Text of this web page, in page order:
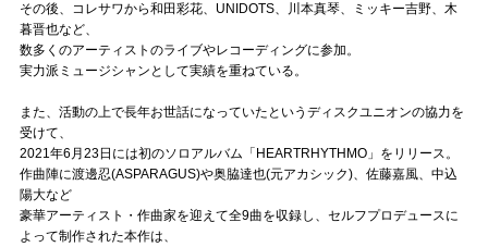
Follow us
Official SNS
その後、コレサワから和田彩花、UNIDOTS、川本真琴、ミッキー吉野、木
暮晋也など、
数多くのアーティストのライブやレコーディングに参加。
実力派ミュージシャンとして実績を重ねている。
また、活動の上で長年お世話になっていたというディスクユニオンの協力を
受けて、
2021年6月23日には初のソロアルバム「HEARTRHYTHMO」をリリース。
作曲陣に渡邊忍(ASPARAGUS)や奥脇達也(元アカシック)、佐藤嘉風、中込
陽大など
豪華アーティスト・作曲家を迎えて全9曲を収録し、セルフプロデュースに
よって制作された本作は、